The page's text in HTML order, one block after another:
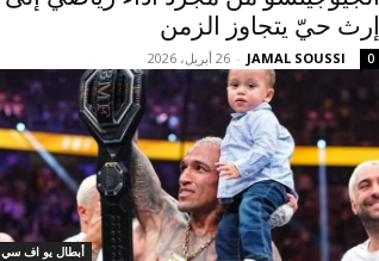
إرث حيّ يتجاوز الزمن
JAMAL SOUSSI
- 26 أبريل، 2026 0
أبطال يو اف سي